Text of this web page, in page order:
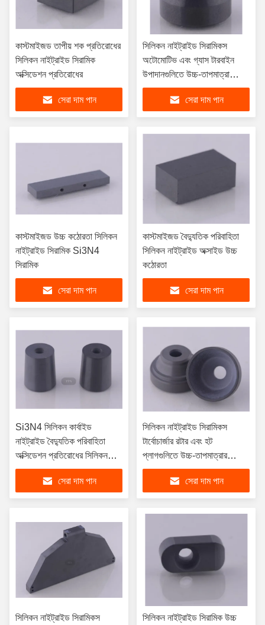
কাস্টমাইজড তাপীয় শক প্রতিরোধের
সিলিকন নাইট্রাইড সিরামিক
অক্সিডেশন প্রতিরোধের
সেরা দাম পান
সিলিকন নাইট্রাইড সিরামিকস
অটোমোটিভ এবং গ্যাস টারবাইন
উপাদানগুলিতে উচ্চ-তাপমাত্রা
অ্যাপ্লিকেশনগুলির জন্য সর্বোত্তম
সেরা দাম পান
কাস্টমাইজড উচ্চ কঠোরতা সিলিকন
নাইট্রাইড সিরামিক Si3N4
সিরামিক
সেরা দাম পান
কাস্টমাইজড বৈদ্যুতিক পরিবাহিতা
সিলিকন নাইট্রাইড অক্সাইড উচ্চ
কঠোরতা
সেরা দাম পান
Si3N4 সিলিকন কার্বাইড
নাইট্রাইড বৈদ্যুতিক পরিবাহিতা
অক্সিডেশন প্রতিরোধের সিলিকন
নাইট্রাইড
সেরা দাম পান
সিলিকন নাইট্রাইড সিরামিকস
টার্বোচার্জার রটার এবং হট
প্লাগগুলিতে উচ্চ-তাপমাত্রার
অ্যাপ্লিকেশনগুলির জন্য শীর্ষ পছন্দ
সেরা দাম পান
সিলিকন নাইট্রাইড সিরামিকস
সিলিকন নাইট্রাইড সিরামিক উচ্চ